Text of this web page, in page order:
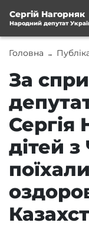
Сергій Нагорняк
Народний депутат
Головна →
За
Сергія
дітей